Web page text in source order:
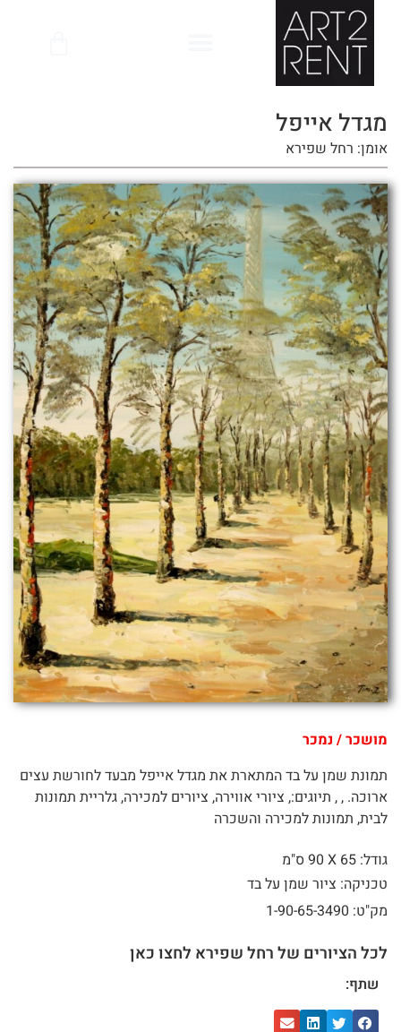
מגדל אייפל
אומן: רחל שפירא
מושכר / נמכר
תמונת שמן על בד המתארת את מגדל אייפל מבעד לחורשת עצים
ארוכה. , , תיוגים:, ציורי אווירה, ציורים למכירה, גלריית תמונות
לבית, תמונות למכירה והשכרה
גודל: 65 X
90 ס"מ
טכניקה: ציור שמן על בד
מק"ט: 1-90-65-3490
לכל הציורים של רחל שפירא לחצו כאן
שתף: